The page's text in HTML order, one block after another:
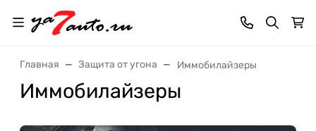
Главная Защита от угона Иммобилайзеры
Иммобилайзеры